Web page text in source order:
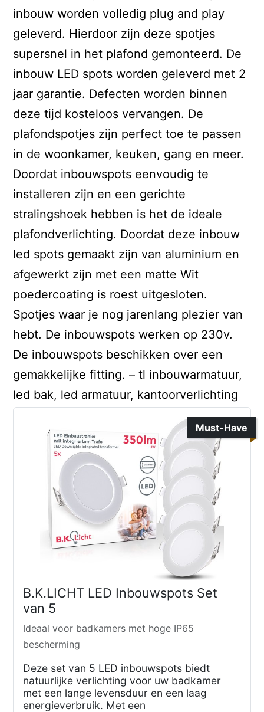
inbouw worden volledig plug and play
geleverd. Hierdoor zijn deze spotjes
supersnel in het plafond gemonteerd. De
inbouw LED spots worden geleverd met 2
jaar garantie. Defecten worden binnen
deze tijd kosteloos vervangen. De
plafondspotjes zijn perfect toe te passen
in de woonkamer, keuken, gang en meer.
Doordat inbouwspots eenvoudig te
installeren zijn en een gerichte
stralingshoek hebben is het de ideale
plafondverlichting. Doordat deze inbouw
led spots gemaakt zijn van aluminium en
afgewerkt zijn met een matte Wit
poedercoating is roest uitgesloten.
Spotjes waar je nog jarenlang plezier van
hebt. De inbouwspots werken op 230v.
De inbouwspots beschikken over een
gemakkelijke fitting. – tl inbouwarmatuur,
led bak, led armatuur, kantoorverlichting
Must-Have
B.K.LICHT LED Inbouwspots Set
van 5
Ideaal voor badkamers met hoge IP65
bescherming
Deze set van 5 LED inbouwspots biedt
natuurlijke verlichting voor uw badkamer
met een lange levensduur en een laag
energieverbruik. Met een